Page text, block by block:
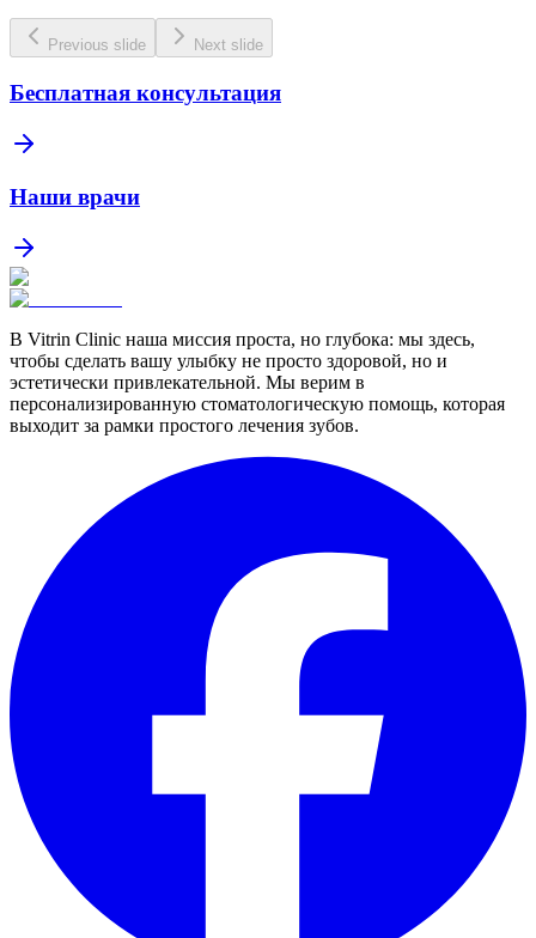
Previous slide Next slide
Бесплатная консультация
Наши врачи
В Vitrin Clinic наша миссия проста, но глубока: мы здесь,
чтобы сделать вашу улыбку не просто здоровой, но и
эстетически привлекательной. Мы верим в
персонализированную стоматологическую помощь, которая
выходит за рамки простого лечения зубов.